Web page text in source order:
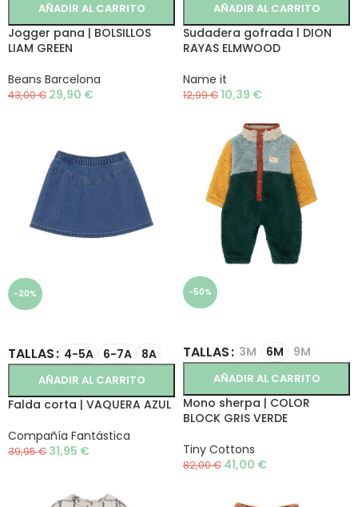
AÑADIR AL CARRITO
Jogger pana | BOLSILLOS
LIAM GREEN
Beans Barcelona
43,00€ 29,90 €
AÑADIR AL CARRITO
Sudadera gofrada l DION
RAYAS ELMWOOD
Name it
12,99€10,39 €
-20%
TALLAS 4-5A 6-7A 8A
AÑADIR AL CARRITO
Falda corta | VAQUERA AZUL
Compañía Fantástica
39,95€ 31,95 €
-50%
TALLAS 3M 6M 9M
AÑADIR AL CARRITO
Mono sherpa | COLOR
BLOCK GRIS VERDE
Tiny Cottons
82,00€ 41,00 €